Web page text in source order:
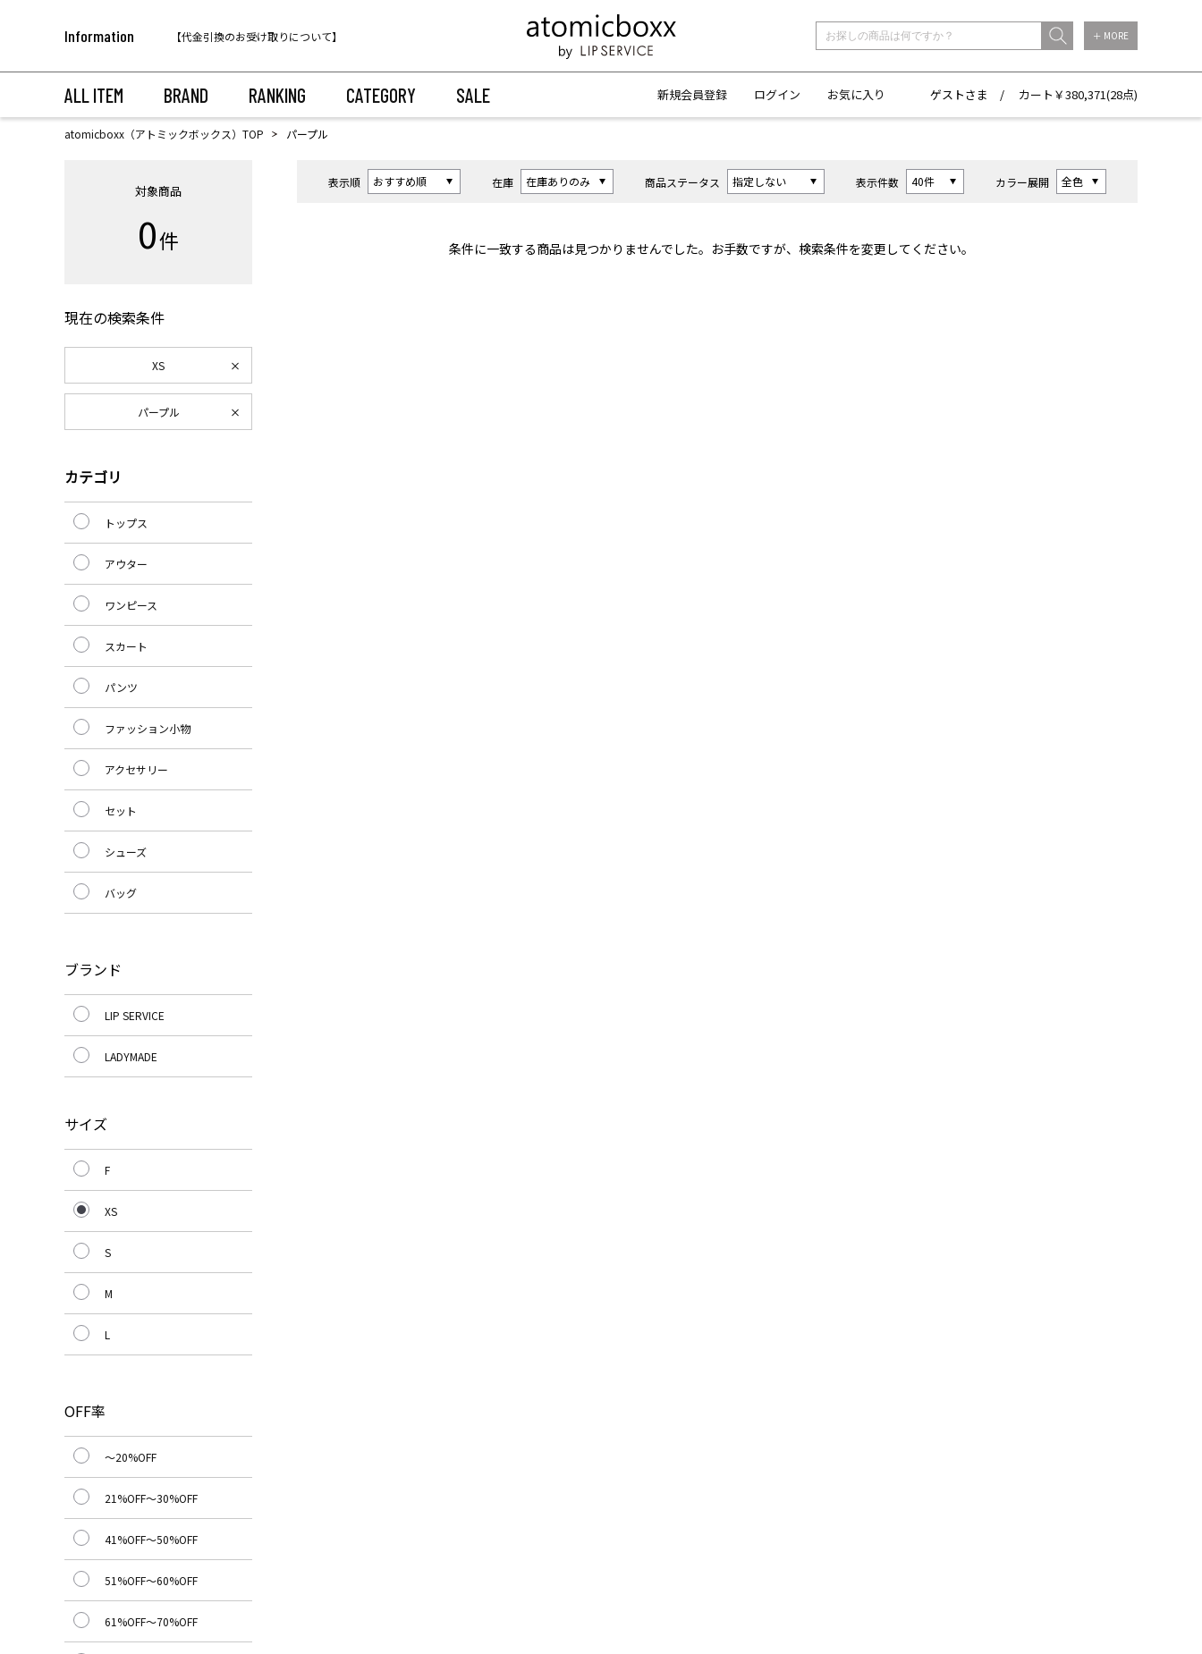
Information
【代金引換のお受け取りについて】
【重要】予約商品のお支払い方法（代金引換）変更に関するお知らせ
＋ MORE
ALL ITEM BRAND RANKING CATEGORY SALE 新規会員登録 ログイン お気に入り ゲストさま / カート￥380,371(28点)
atomicboxx（アトミックボックス）TOP パープル
表示順 在庫 商品ステータス 表示件数 カラー展開
条件に一致する商品は見つかりませんでした。お手数ですが、検索条件を変更してください。
対象商品
0件
現在の検索条件
XS
パープル
カテゴリ
トップス
アウター
ワンピース
スカート
パンツ
ファッション小物
アクセサリー
セット
シューズ
バッグ
ブランド
LIP SERVICE
LADYMADE
サイズ
F
XS
S
M
L
OFF率
～20%OFF
21%OFF～30%OFF
41%OFF～50%OFF
51%OFF～60%OFF
61%OFF～70%OFF